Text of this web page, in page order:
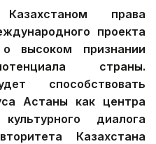
права
проекта
о высоком признании
страны.
способствовать
Астаны как центра
диалога
Казахстана